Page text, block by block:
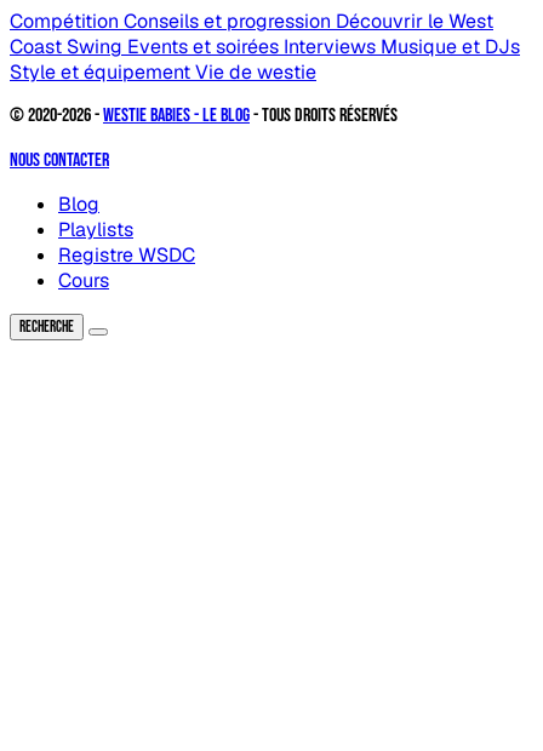
Compétition Conseils et progression Découvrir le West
Coast Swing Events et soirées Interviews Musique et DJs
Style et équipementVie de westie
© 2020-2026 -Westie Babies - Le Blog- Tous droits réservés
Nous contacter
Blog
Playlists
Registre WSDC
Cours
Recherche